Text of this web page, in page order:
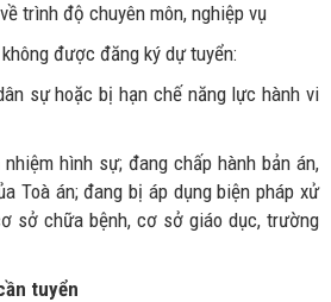
trình độ chuyên môn, nghiệp vụ
được đăng ký dự tuyển:
sự hoặc bị hạn chế năng lực hành vi
hình sự; đang chấp hành bản án,
Toà án; đang bị áp dụng biện pháp xử
sở chữa bệnh, cơ sở giáo dục, trường
tuyển